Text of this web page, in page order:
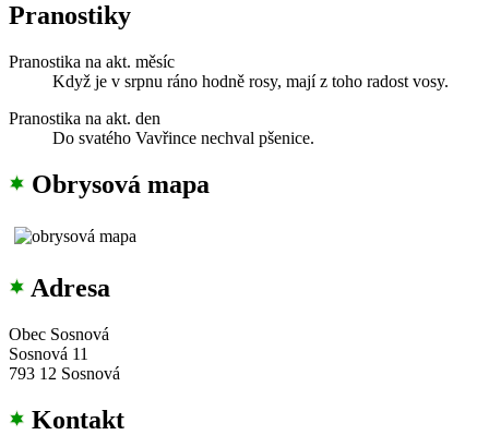
Pranostiky
Pranostika na akt. měsíc
Když je v srpnu ráno hodně rosy, mají z toho radost vosy.
Pranostika na akt. den
Do svatého Vavřince nechval pšenice.
Obrysová mapa
Adresa
Obec Sosnová
Sosnová 11
793 12 Sosnová
Kontakt